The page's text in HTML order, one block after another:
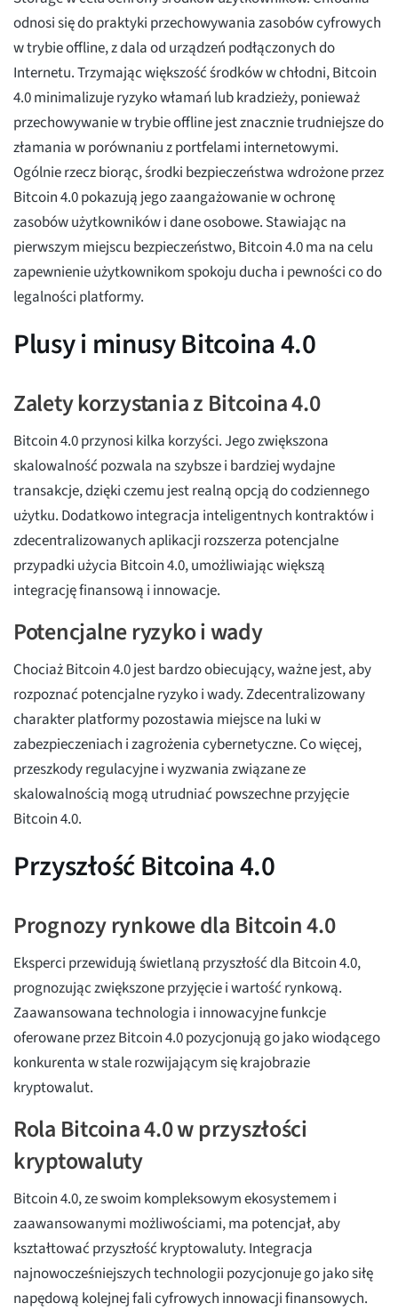
odnosi się do praktyki przechowywania zasobów cyfrowych
w trybie offline, z dala od urządzeń podłączonych do
Internetu. Trzymając większość środków w chłodni, Bitcoin
4.0 minimalizuje ryzyko włamań lub kradzieży, ponieważ
przechowywanie w trybie offline jest znacznie trudniejsze do
złamania w porównaniu z portfelami internetowymi.
Ogólnie rzecz biorąc, środki bezpieczeństwa wdrożone przez
Bitcoin 4.0 pokazują jego zaangażowanie w ochronę
zasobów użytkowników i dane osobowe. Stawiając na
pierwszym miejscu bezpieczeństwo, Bitcoin 4.0 ma na celu
zapewnienie użytkownikom spokoju ducha i pewności co do
legalności platformy.
Plusy i minusy Bitcoina 4.0
Zalety korzystania z Bitcoina 4.0
Bitcoin 4.0 przynosi kilka korzyści. Jego zwiększona
skalowalność pozwala na szybsze i bardziej wydajne
transakcje, dzięki czemu jest realną opcją do codziennego
użytku. Dodatkowo integracja inteligentnych kontraktów i
zdecentralizowanych aplikacji rozszerza potencjalne
przypadki użycia Bitcoin 4.0, umożliwiając większą
integrację finansową i innowacje.
Potencjalne ryzyko i wady
Chociaż Bitcoin 4.0 jest bardzo obiecujący, ważne jest, aby
rozpoznać potencjalne ryzyko i wady. Zdecentralizowany
charakter platformy pozostawia miejsce na luki w
zabezpieczeniach i zagrożenia cybernetyczne. Co więcej,
przeszkody regulacyjne i wyzwania związane ze
skalowalnością mogą utrudniać powszechne przyjęcie
Bitcoin 4.0.
Przyszłość Bitcoina 4.0
Prognozy rynkowe dla Bitcoin 4.0
Eksperci przewidują świetlaną przyszłość dla Bitcoin 4.0,
prognozując zwiększone przyjęcie i wartość rynkową.
Zaawansowana technologia i innowacyjne funkcje
oferowane przez Bitcoin 4.0 pozycjonują go jako wiodącego
konkurenta w stale rozwijającym się krajobrazie
kryptowalut.
Rola Bitcoina 4.0 w przyszłości
kryptowaluty
Bitcoin 4.0, ze swoim kompleksowym ekosystemem i
zaawansowanymi możliwościami, ma potencjał, aby
kształtować przyszłość kryptowaluty. Integracja
najnowocześniejszych technologii pozycjonuje go jako siłę
napędową kolejnej fali cyfrowych innowacji finansowych.